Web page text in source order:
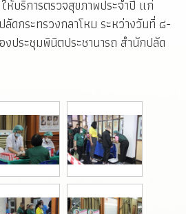
ห้บริการตรวจสุขภาพประจำปี แก่
ดกระทรวงกลาโหม ระหว่างวันที่ ๘-
ระชุมพินิตประชานารถ สำนักปลัด